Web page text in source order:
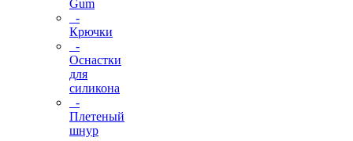
Gum
-
Крючки
-
Оснастки
для
силикона
-
Плетеный
шнур